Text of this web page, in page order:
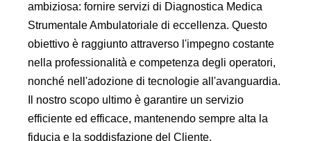
ambiziosa: fornire servizi di Diagnostica Medica
Strumentale Ambulatoriale di eccellenza. Questo
obiettivo è raggiunto attraverso l'impegno costante
nella professionalità e competenza degli operatori,
nonché nell'adozione di tecnologie all'avanguardia.
Il nostro scopo ultimo è garantire un servizio
efficiente ed efficace, mantenendo sempre alta la
fiducia e la soddisfazione del Cliente.